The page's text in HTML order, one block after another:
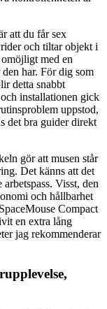
att du får sex
och tiltar objekt i
med en
har. För dig som
detta snabbt
installationen gick
uppstod,
det bra guider direkt
gör att musen står
Det känns att det
Visst, den
och hållbarhet
Compact
en extra lång
jag rekommenderar